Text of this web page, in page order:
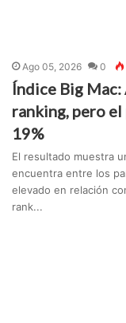
Ago 05, 2026 0
Índice Big
ranking, pero
19%
El resultado muestra
encuentra entre los
elevado en relación
rank...